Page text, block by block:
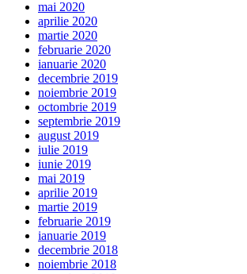
mai 2020
aprilie 2020
martie 2020
februarie 2020
ianuarie 2020
decembrie 2019
noiembrie 2019
octombrie 2019
septembrie 2019
august 2019
iulie 2019
iunie 2019
mai 2019
aprilie 2019
martie 2019
februarie 2019
ianuarie 2019
decembrie 2018
noiembrie 2018